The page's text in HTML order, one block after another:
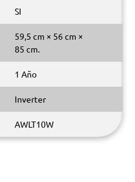
SI
59,5 cm × 56 cm ×
85 cm.
1 Año
Inverter
AWLT10W